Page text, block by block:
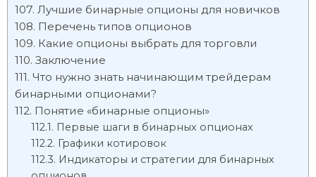
Лучшие бинарные опционы для новичков
Перечень типов опционов
Какие опционы выбрать для торговли
Заключение
Что нужно знать начинающим трейдерам
бинарными опционами?
Понятие «бинарные опционы»
Первые шаги в бинарных опционах
Графики котировок
Индикаторы и стратегии для бинарных